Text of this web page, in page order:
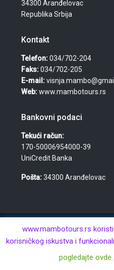
34300 Aranđelovac
Republika Srbija
Kontakt
Telefon:034/702-204
Faks:034/702-205
E-mail:
Web:www.mambotours.rs
Bankovni podaci
Tekući račun:
170-50006954000-39
UniCredit Banka
Pošta:34300 Aranđelovac
Tours" — Višnja Đurić PR ·
www.mambotours.rs
korisničkog iskustva i
pogledajte ovde.